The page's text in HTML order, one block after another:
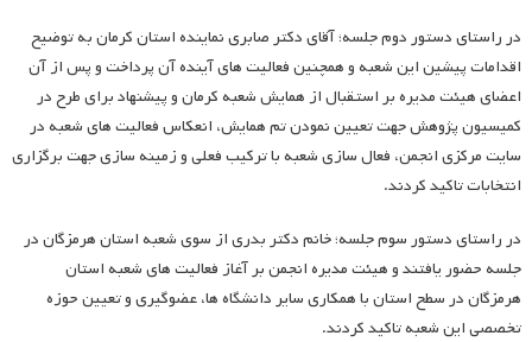
در راستای دستور دوم جلسه؛ آقای دکتر صابری نماینده استان کرمان به توضیح
اقدامات پیشین این شعبه و همچنین فعالیت های آینده آن پرداخت و پس از آن
اعضای هیئت مدیره بر استقبال از همایش شعبه کرمان و پیشنهاد برای طرح در
کمیسیون پژوهش جهت تعیین نمودن تم همایش، انعکاس فعالیت های شعبه در
سایت مرکزی انجمن، فعال سازی شعبه با ترکیب فعلی و زمینه سازی جهت برگزاری
انتخابات تاکید کردند.
در راستای دستور سوم جلسه؛ خانم دکتر بدری از سوی شعبه استان هرمزگان در
جلسه حضور یافتند و هیئت مدیره انجمن بر آغاز فعالیت های شعبه استان
هرمزگان در سطح استان با همکاری سایر دانشگاه ها، عضوگیری و تعیین حوزه
تخصصی این شعبه تاکید کردند.